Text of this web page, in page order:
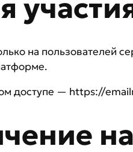
на пользователей
доступе — https://